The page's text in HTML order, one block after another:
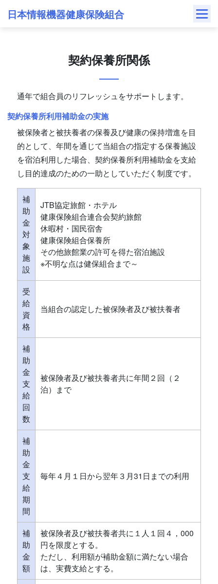
日本情報機器健康保険組合
契約保養所関係
通年で組合員のリフレッシュをサポートします。
契約保養所利用補助金の実施
被保険者と被扶養者の保養及び健康の保持増進を目
的として、年間を通じて当組合の指定する保養施設
を宿泊利用した場合、契約保養所利用補助金を支給
し目的達成のための一助としていただく制度です。
補
助
金
対
象
施
設
JTB協定旅館・ホテル
健康保険組合連合会契約旅館
休暇村・国民宿舎
健康保険組合保養所
その他旅館業の許可を得た宿泊施設
※不明な点は健保組合まで～
受
給
資
格
当組合の認定した被保険者及び被扶養者
補
助
金
支
給
回
数
被保険者及び被扶養者共に年間２回（２
泊）まで
補
助
金
支
給
期
間
毎年４月１日から翌年３月31日までの利用
補
助
金
額
被保険者及び被扶養者共に１人１回４，000
円を限度とする。
ただし、利用額が補助金額に満たない場合
は、実費支給とする。